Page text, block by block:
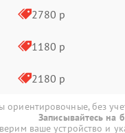
2780 р
1180 р
2180 р
ориентировочные, без
Записывайтесь на
ваше устройство и